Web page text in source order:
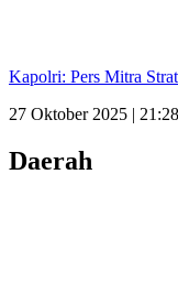
Kapolri: Pers Mitra
27 Oktober 2025 |
Daerah